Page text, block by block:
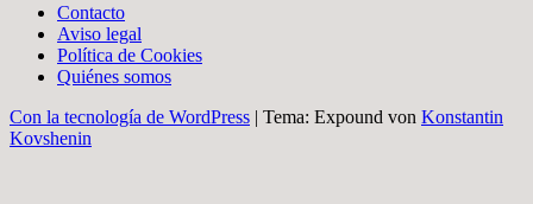
Contacto
Aviso legal
Política de Cookies
Quiénes somos
Con la tecnología de WordPress | Tema: Expound von Konstantin
Kovshenin